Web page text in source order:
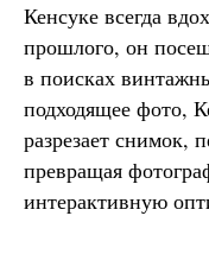
Кенсуке всегда
прошлого, он
в поисках
подходящее фото,
разрезает снимок,
превращая
интерактивную